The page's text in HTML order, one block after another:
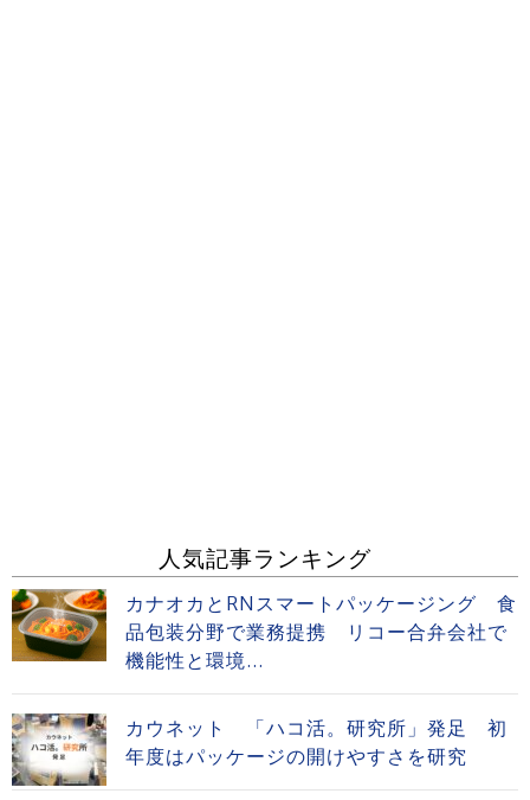
人気記事ランキング
カナオカとRNスマートパッケージング 食
品包装分野で業務提携 リコー合弁会社で
機能性と環境...
カウネット 「ハコ活。研究所」発足 初
年度はパッケージの開けやすさを研究